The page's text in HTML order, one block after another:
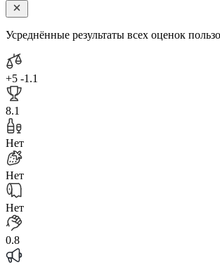
Усреднённые результаты всех оценок
+5 -1.1
8.1
Нет
Нет
Нет
0.8